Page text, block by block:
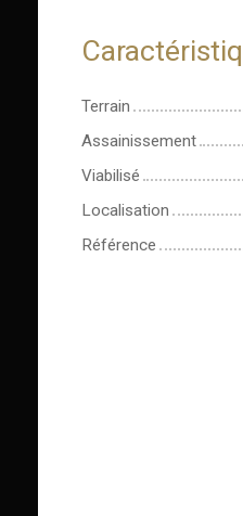
Terrain
Assainissement
Viabilisé
Localisation
Référence